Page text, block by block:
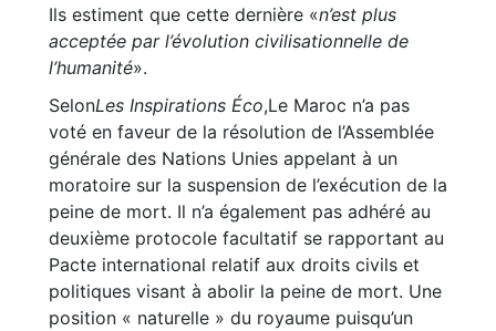
Ils estiment que cette dernière «n’est plus
acceptée par l’évolution civilisationnelle de
l’humanité».
SelonLes Inspirations Éco,Le Maroc n’a pas
voté en faveur de la résolution de l’Assemblée
générale des Nations Unies appelant à un
moratoire sur la suspension de l’exécution de la
peine de mort. Il n’a également pas adhéré au
deuxième protocole facultatif se rapportant au
Pacte international relatif aux droits civils et
politiques visant à abolir la peine de mort. Une
position « naturelle » du royaume puisqu’un